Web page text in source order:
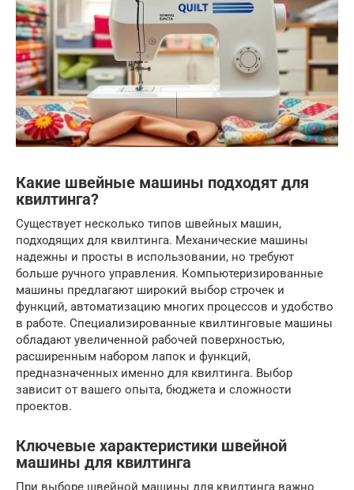
Какие швейные машины подходят для
квилтинга?
Существует несколько типов швейных машин,
подходящих для квилтинга. Механические машины
надежны и просты в использовании, но требуют
больше ручного управления. Компьютеризированные
машины предлагают широкий выбор строчек и
функций, автоматизацию многих процессов и удобство
в работе. Специализированные квилтинговые машины
обладают увеличенной рабочей поверхностью,
расширенным набором лапок и функций,
предназначенных именно для квилтинга. Выбор
зависит от вашего опыта, бюджета и сложности
проектов.
Ключевые характеристики швейной
машины для квилтинга
При выборе швейной машины для квилтинга важно